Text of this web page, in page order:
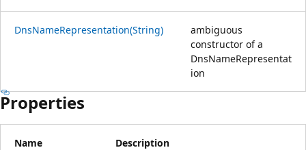
DnsNameRepresentation(String)
ambiguous
constructor of a
DnsNameRepresentat
ion
Properties
Name Description